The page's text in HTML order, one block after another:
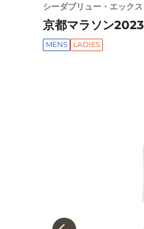
シーダブリュー・エックス
京都マラソン
MENS LADIES